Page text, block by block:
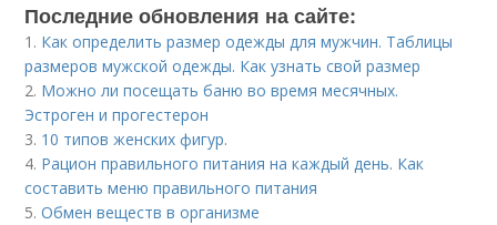
Последние обновления на сайте:
1. Как определить размер одежды для мужчин. Таблицы
размеров мужской одежды. Как узнать свой размер
2. Можно ли посещать баню во время месячных.
Эстроген и прогестерон
3. 10 типов женских фигур.
4. Рацион правильного питания на каждый день. Как
составить меню правильного питания
5.Обмен веществ в организме